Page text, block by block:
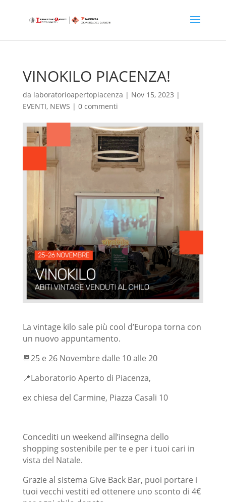
VINOKILO PIACENZA!
da laboratorioapertopiacenza | Nov 15, 2023 |
EVENTI, NEWS | 0 commenti
La vintage kilo sale più cool d’Europa torna con
un nuovo appuntamento.
📆25 e 26 Novembre dalle 10 alle 20
📍Laboratorio Aperto di Piacenza,
ex chiesa del Carmine, Piazza Casali 10
Concediti un weekend all’insegna dello
shopping sostenibile per te e per i tuoi cari in
vista del Natale.
Grazie al sistema Give Back Bar, puoi portare i
tuoi vecchi vestiti ed ottenere uno sconto di 4€